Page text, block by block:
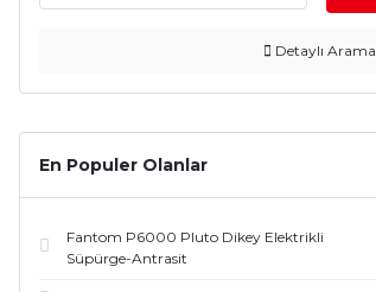
Detaylı Arama
En Populer Olanlar
Fantom P6000 Pluto Dikey Elektrikli
Süpürge-Antrasit